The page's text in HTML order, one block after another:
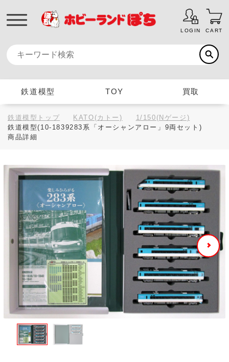
LOGIN CART
鉄道模型 TOY 買取
鉄道模型トップ KATO(カトー)
1/150(Nゲージ)
鉄道模型(10-1839283系「オーシャンアロー」9両セット)
商品詳細